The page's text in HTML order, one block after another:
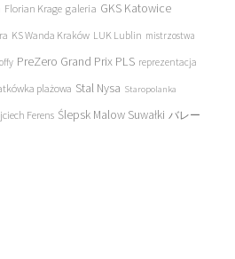
Florian Krage galeria GKS Katowice
KS Wanda Kraków LUK Lublin mistrzostwa
PreZero Grand Prix PLS reprezentacja
plażowa Stal Nysa Staropolanka
Ferens Ślepsk Malow Suwałki バレー